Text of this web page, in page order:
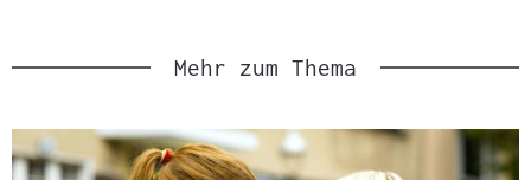
Mehr zum Thema